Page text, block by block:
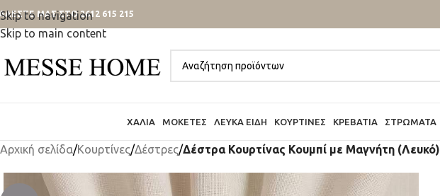
Skip to navigation
Skip to main content
ΜΑΣ ΣΤΟ 2612 615 215
ΧΑΛΙΆ ΜΟΚΈΤΕΣ ΛΕΥΚΆ ΕΊΔΗ ΚΟΥΡΤΊΝΕΣ ΚΡΕΒΆΤΙΑ ΣΤΡΏΜΑΤΑ
Αρχική σελίδα/Κουρτίνες/Δέστρες/Δέστρα Κουρτίνας Κουμπί με Μαγνήτη (Λευκό)